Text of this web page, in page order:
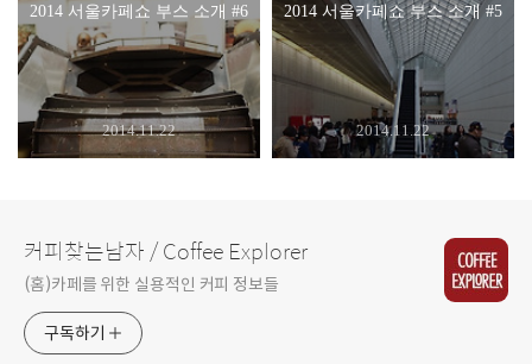
2014 서울카페쇼 부스 소개 #6
2014.11.22
2014 서울카페쇼 부스 소개 #5
2014.11.22
커피찾는남자 / Coffee Explorer
(홈)카페를 위한 실용적인 커피 정보들
구독하기